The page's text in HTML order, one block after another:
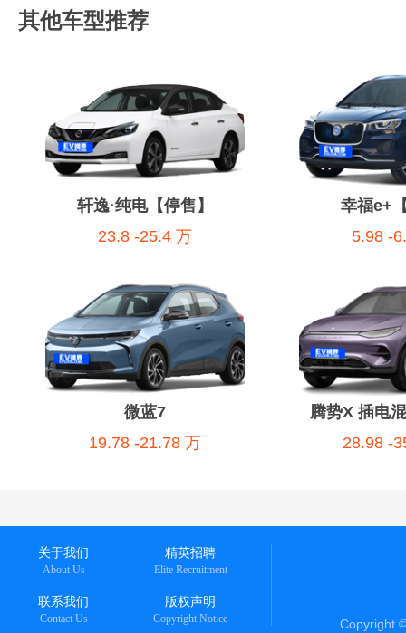
其他车型推荐
轩逸·纯电【停售】
23.8 -25.4 万
幸福e+
5.98 -
微蓝7
19.78 -21.78 万
腾势X 插电
28.98 -
关于我们
About Us
精英招聘
Elite Recruitment
联系我们
Contact Us
版权声明
Copyright Notice Copyright